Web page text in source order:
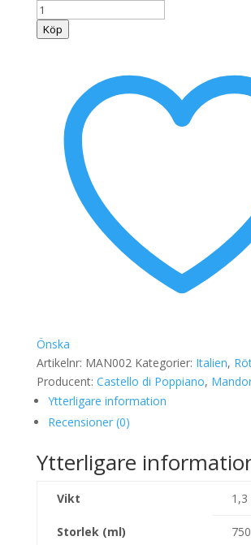
1.374,00
Morellino
I
Scansano
DOCG
mängd
Köp
Önska
Artikelnr: MAN002 Kategorier: Italien,
Producent: Castello di Poppiano,
Ytterligare information
Recensioner (0)
Ytterligare
Vikt 1,3
Storlek (ml) 750